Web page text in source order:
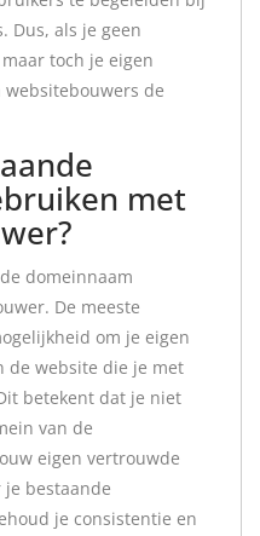
Dus, als je geen
toch je eigen
de
met
domeinnaam
De meeste
om je eigen
de website die je met
betekent dat je niet
van de
eigen vertrouwde
bestaande
je consistentie en